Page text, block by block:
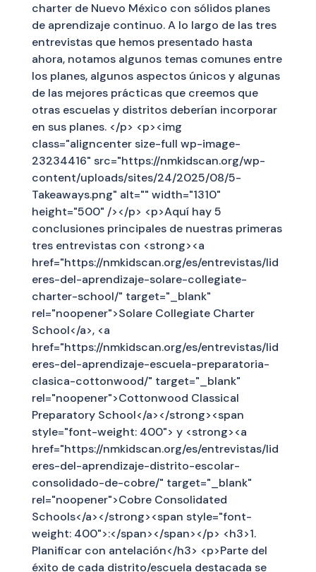
charter de Nuevo México con sólidos planes
de aprendizaje continuo. A lo largo de las tres
entrevistas que hemos presentado hasta
ahora, notamos algunos temas comunes entre
los planes, algunos aspectos únicos y algunas
de las mejores prácticas que creemos que
otras escuelas y distritos deberían incorporar
en sus planes. </p> <p><img
class="aligncenter size-full wp-image-
23234416" src="https://nmkidscan.org/wp-
content/uploads/sites/24/2025/08/5-
Takeaways.png" alt="" width="1310"
height="500" /></p> <p>Aquí hay 5
conclusiones principales de nuestras primeras
tres entrevistas con <strong><a
href="https://nmkidscan.org/es/entrevistas/lid
eres-del-aprendizaje-solare-collegiate-
charter-school/" target="_blank"
rel="noopener">Solare Collegiate Charter
School</a>, <a
href="https://nmkidscan.org/es/entrevistas/lid
eres-del-aprendizaje-escuela-preparatoria-
clasica-cottonwood/" target="_blank"
rel="noopener">Cottonwood Classical
Preparatory School</a></strong><span
style="font-weight: 400"> y <strong><a
href="https://nmkidscan.org/es/entrevistas/lid
eres-del-aprendizaje-distrito-escolar-
consolidado-de-cobre/" target="_blank"
rel="noopener">Cobre Consolidated
Schools</a></strong><span style="font-
weight: 400">:</span></span></p> <h3>1.
Planificar con antelación</h3> <p>Parte del
éxito de cada distrito/escuela destacada se